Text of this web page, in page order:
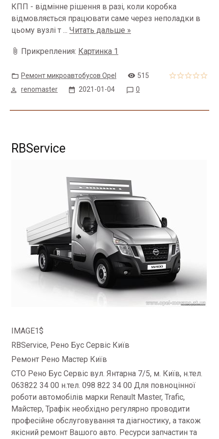
КПП - відмінне рішення в разі, коли коробка
відмовляється працювати саме через неполадки в
цьому вузлі т ... Читать дальше »
Прикрепления: Картинка 1
Ремонт микроавтобусов Opel
515
renomaster
2021-01-04 0
RBService
IMAGE1$
RBService, Рено Бус Сервіс Київ
Ремонт Рено Мастер Київ
СТО Рено Бус Сервіс вул. Янтарна 7/5, м. Київ, н.тел.
063822 34 00 н.тел. 098 822 34 00 Для повноцінної
роботи автомобілів марки Renault Master, Trafic,
Майстер, Трафік необхідно регулярно проводити
професійне обслуговування та діагностику, а також
якісний ремонт Вашого авто. Ресурси запчастин та